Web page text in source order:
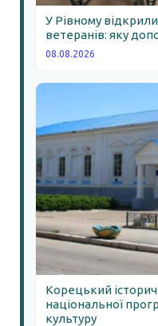
У Рівному
ветеранів: яку
08.08.2026
Корецький
національної
культуру